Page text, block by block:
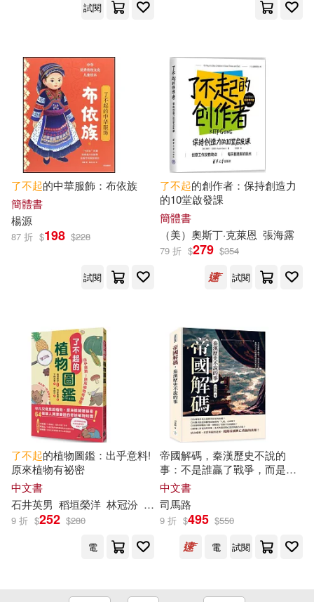
夏奈爾(1) 夕鷺叶(1)
外研社兒童發展中心編(1)
大眼蛙童書(1)
大衛‧拉羅謝(1)
大衛．拉羅謝(1)
大連乾豪數字科技有限公司(1)
奧爾加·博梅爾(1)
孟寧(1)
孫嬌(1)
孫悅文(1) 孫曉麗(1)
學習漫畫研究社·童書館編繪(1)
安城娜(1)
小宇宙文化(1) 小木馬出版(1)
小異出版(1) 小麥田(1)
少年兒童出版社(1)
山東人民出版社(1)
山東教育出版社(1)
山東畫報出版社(1)
嶺南美術出版社(1)
康軒(1) 成都時代出版社(1)
敦煌文藝出版社(1)
新疆青少年出版社(1) 新雅(1)
晨星(1) 柿子文化(1)
樂友文化(1) 步步(1)
試閱
了不起的中華服飾：布依族
簡體書
楊源
87 折 $198 $228
試閱
了不起的創作者：保持創造力
的10堂啟發課
簡體書
（美）奧斯丁·克萊恩 張海露
79 折 $279 $354
試閱
了不起的植物圖鑑：出乎意料!
原來植物有祕密
中文書
石井英男 稻垣榮洋 林冠汾 下間文恵
9 折 $252 $280
電
帝國解碼，秦漢歷史不說的
事：不是誰贏了戰爭，而是誰
活過陰謀!秦漢天下的興起與背
後黑箱全紀錄
中文書
司馬路
9 折 $495 $550
電
試閱